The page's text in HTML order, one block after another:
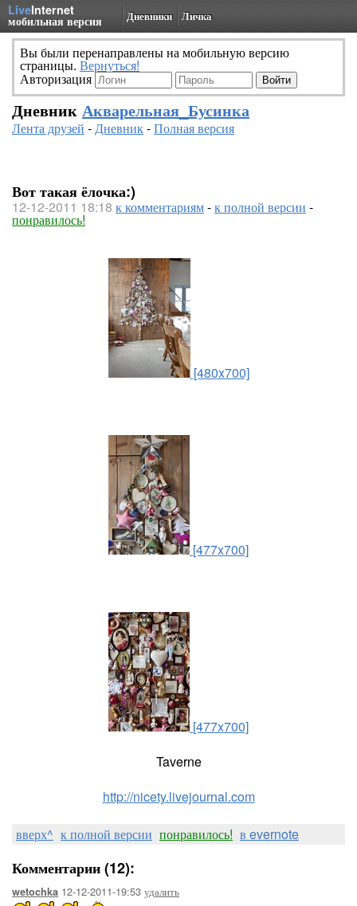
LiveInternet
мобильная версия Дневники Личка
Вы были перенаправлены на мобильную версию
страницы. Вернуться!
Авторизация
Дневник Акварельная_Бусинка
Лента друзей -Дневник-Полная версия
Вот такая ёлочка:)
12-12-2011 18:18 к комментариям-к полной версии -
понравилось!
[480x700]
[477x700]
[477x700]
Taverne
http://nicety.livejournal.com
вверх^ к полной версии понравилось! в evernote
Комментарии (12):
wetochka 12-12-2011-19:53 удалить